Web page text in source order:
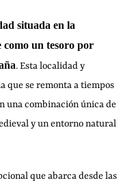
situada en la
como un tesoro por
. Esta localidad y
que se remonta a tiempos
una combinación única de
y un entorno natural
que abarca desde las